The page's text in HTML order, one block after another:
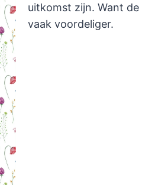
uitkomst zijn. Want de
vaak voordeliger.